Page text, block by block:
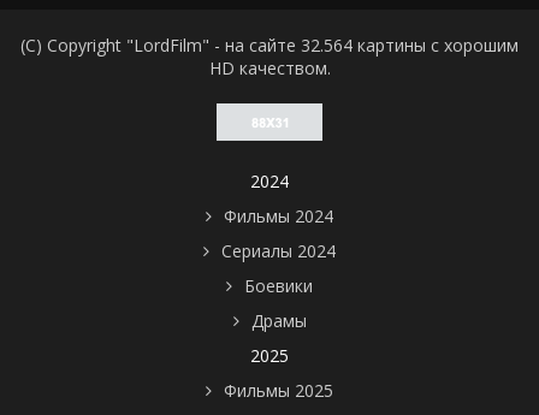
(C) Copyright "LordFilm" - на сайте 32.564 картины с хорошим
HD качеством.
2024
Фильмы 2024
Сериалы 2024
Боевики
Драмы
2025
Фильмы 2025